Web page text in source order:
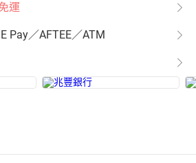
運
Pay／AFTEE／ATM